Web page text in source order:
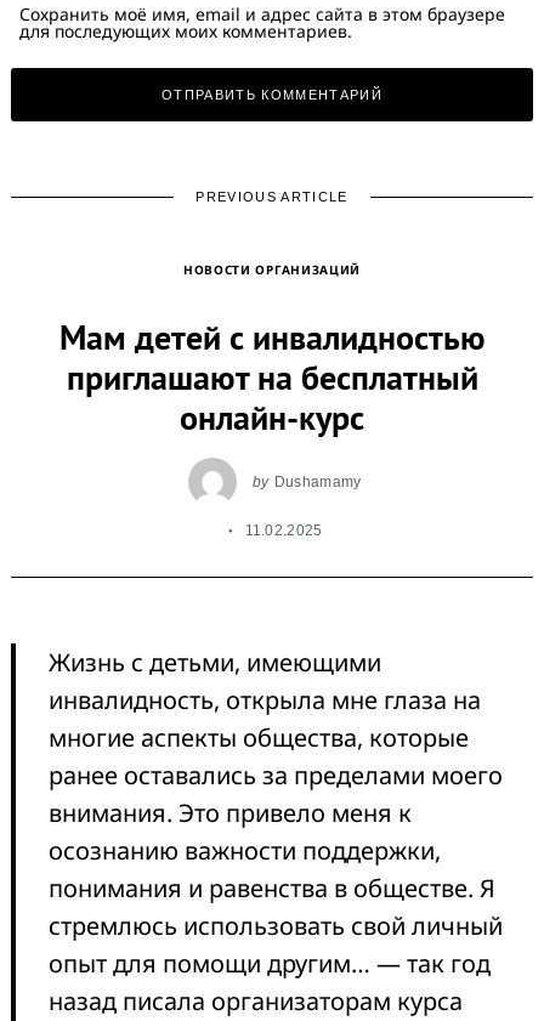
Сохранить моё имя, email и адрес сайта в этом браузере
для последующих моих комментариев.
PREVIOUS ARTICLE
НОВОСТИ ОРГАНИЗАЦИЙ
Мам детей с инвалидностью
приглашают на бесплатный
онлайн-курс
by Dushamamy
11.02.2025
Жизнь с детьми, имеющими
инвалидность, открыла мне глаза на
многие аспекты общества, которые
ранее оставались за пределами моего
внимания. Это привело меня к
осознанию важности поддержки,
понимания и равенства в обществе. Я
стремлюсь использовать свой личный
опыт для помощи другим… — так год
назад писала организаторам курса